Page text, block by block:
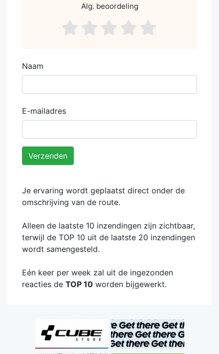
Alg. beoordeling
asdf4
asdf3
asdf2
asdf1
Naam
E-mailadres
Verzenden
Je ervaring wordt geplaatst direct onder de
omschrijving van de route.
Alleen de laatste 10 inzendingen zijn zichtbaar,
terwijl de TOP 10 uit de laatste 20 inzendingen
wordt samengesteld.
Eén keer per week zal uit de ingezonden
reacties de TOP 10 worden bijgewerkt.